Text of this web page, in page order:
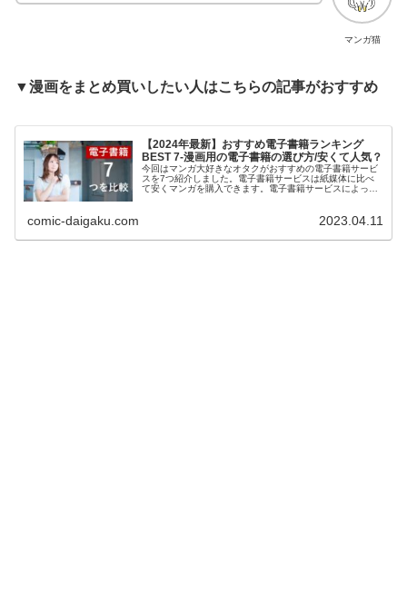
マンガ猫
▼漫画をまとめ買いしたい人はこちらの記事がおすすめ
【2024年最新】おすすめ電子書籍ランキング
BEST 7-漫画用の電子書籍の選び方/安くて人気？
今回はマンガ大好きなオタクがおすすめの電子書籍サービ
スを7つ紹介しました。電子書籍サービスは紙媒体に比べ
て安くマンガを購入できます。電子書籍サービスによって
子書籍を知りたい方は是非こちらをご覧ください！
comic-daigaku.com 2023.04.11